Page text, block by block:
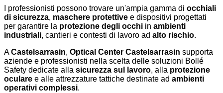
I professionisti possono trovare un'ampia gamma di occhiali
di sicurezza, maschere protettive e dispositivi progettati
per garantire la protezione degli occhi in ambienti
industriali, cantieri e contesti di lavoro ad alto rischio.
ACastelsarrasin, Optical Center Castelsarrasin supporta
aziende e professionisti nella scelta delle soluzioni Bollé
Safety dedicate alla sicurezza sul lavoro, alla protezione
oculare e alle attrezzature tattiche destinate ad ambienti
operativi complessi.